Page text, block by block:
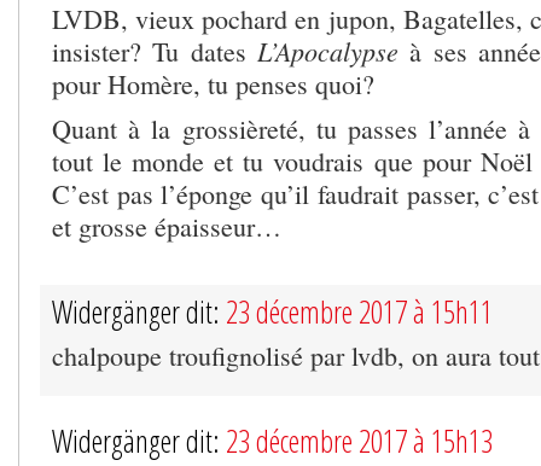
LVDB, vieux pochard en jupon, Bagatelles,
insister? Tu dates L’Apocalypse à ses
pour Homère, tu penses quoi?
Quant à la grossièreté, tu passes l’année
tout le monde et tu voudrais que pour Noël
C’est pas l’éponge qu’il faudrait passer,
et grosse épaisseur…
Widergänger dit: 23 décembre 2017 à 15h11
chalpoupe troufignolisé par lvdb, on aura
Widergänger dit: 23 décembre 2017 à 15h13